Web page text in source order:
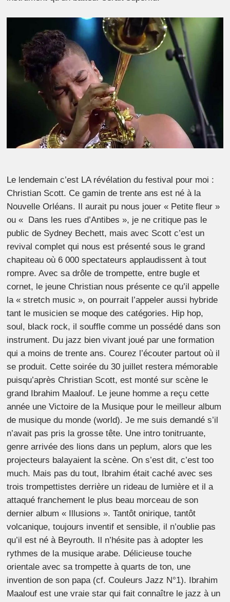
Le lendemain c’est LA révélation du festival pour moi :
Christian Scott. Ce gamin de trente ans est né à la
Nouvelle Orléans. Il aurait pu nous jouer « Petite fleur »
ou « Dans les rues d’Antibes », je ne critique pas le
public de Sydney Bechett, mais avec Scott c’est un
revival complet qui nous est présenté sous le grand
chapiteau où 6 000 spectateurs applaudissent à tout
rompre. Avec sa drôle de trompette, entre bugle et
cornet, le jeune Christian nous présente ce qu’il appelle
la « stretch music », on pourrait l’appeler aussi hybride
tant le musicien se moque des catégories. Hip hop,
soul, black rock, il souffle comme un possédé dans son
instrument. Du jazz bien vivant joué par une formation
qui a moins de trente ans. Courez l’écouter partout où il
se produit. Cette soirée du 30 juillet restera mémorable
puisqu’après Christian Scott, est monté sur scène le
grand Ibrahim Maalouf. Le jeune homme a reçu cette
année une Victoire de la Musique pour le meilleur album
de musique du monde (world). Je me suis demandé s’il
n’avait pas pris la grosse tête. Une intro tonitruante,
genre arrivée des lions dans un peplum, alors que les
projecteurs balayaient la scène. On s’est dit, c’esttoo
much. Mais pas du tout, Ibrahim était caché avec ses
trois trompettistes derrière un rideau de lumière et il a
attaqué franchement le plus beau morceau de son
dernier album « Illusions ». Tantôt onirique, tantôt
volcanique, toujours inventif et sensible, il n’oublie pas
qu’il est né à Beyrouth. Il n’hésite pas à adopter les
rythmes de la musique arabe. Délicieuse touche
orientale avec sa trompette à quarts de ton, une
invention de son papa (cf. Couleurs Jazz N°1). Ibrahim
Maalouf est une vraie star qui fait connaître le jazz à un